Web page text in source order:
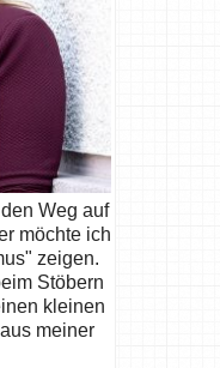
Weg auf
möchte ich
zeigen.
Stöbern
kleinen
meiner